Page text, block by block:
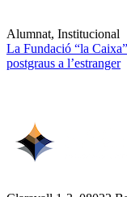
Alumnat, Institucional
La Fundació “la
postgraus a l’estranger